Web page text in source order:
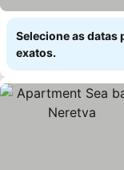
Selecione as datas
exatos.